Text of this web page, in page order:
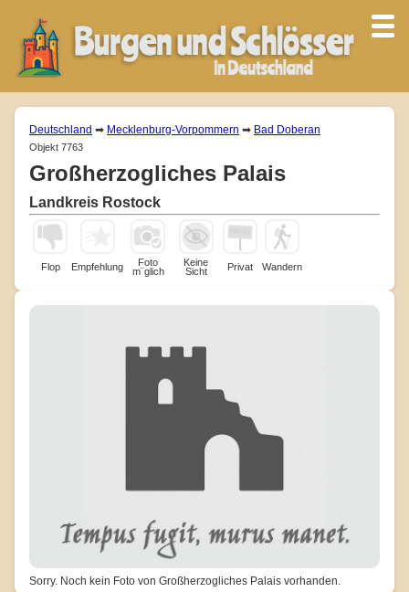
Deutschland ➡ Mecklenburg-Vorpommern ➡ Bad Doberan
Objekt 7763
Großherzogliches Palais
Landkreis Rostock
Flop Empfehlung
Foto
m¨glich
Keine
Sicht
Privat Wandern
Sorry. Noch kein Foto von Großherzogliches Palais vorhanden.